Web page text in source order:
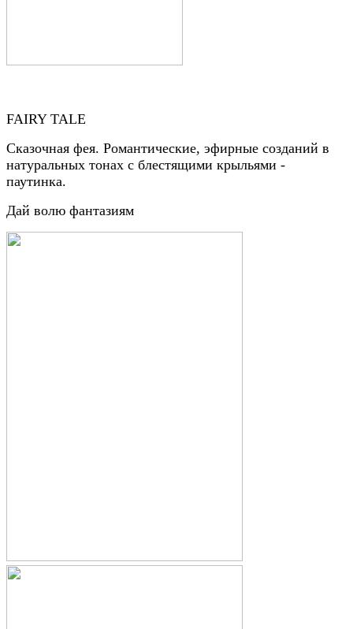
FAIRY TALE
Сказочная фея. Романтические, эфирные созданий в
натуральных тонах с блестящими крыльями -
паутинка.
Дай волю фантазиям